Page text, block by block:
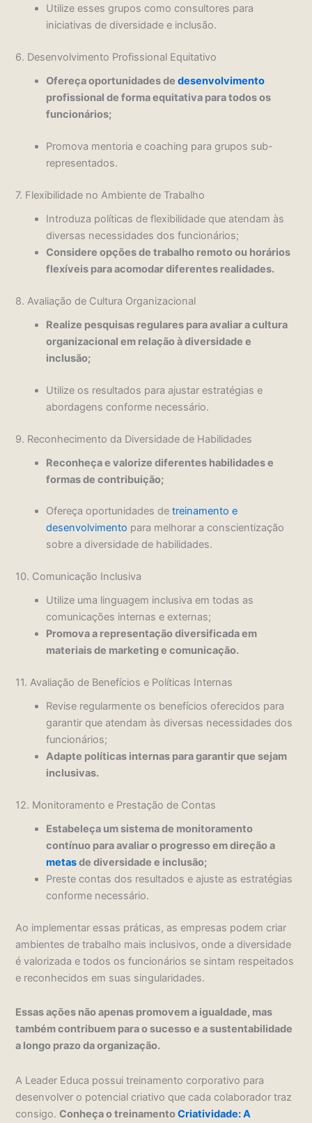
Utilize esses grupos como consultores para
iniciativas de diversidade e inclusão.
6. Desenvolvimento Profissional Equitativo
Ofereça oportunidades dedesenvolvimento
profissional de forma equitativa para todos os
funcionários;
Promova mentoria e coaching para grupos sub-
representados.
7. Flexibilidade no Ambiente de Trabalho
Introduza políticas de flexibilidade que atendam às
diversas necessidades dos funcionários;
Considere opções de trabalho remoto ou horários
flexíveis para acomodar diferentes realidades.
8. Avaliação de Cultura Organizacional
Realize pesquisas regulares para avaliar a cultura
organizacional em relação à diversidade e
inclusão;
Utilize os resultados para ajustar estratégias e
abordagens conforme necessário.
9. Reconhecimento da Diversidade de Habilidades
Reconheça e valorize diferentes habilidades e
formas de contribuição;
Ofereça oportunidades detreinamento e
desenvolvimento para melhorar a conscientização
sobre a diversidade de habilidades.
10. Comunicação Inclusiva
Utilize uma linguagem inclusiva em todas as
comunicações internas e externas;
Promova a representação diversificada em
materiais de marketing e comunicação.
11. Avaliação de Benefícios e Políticas Internas
Revise regularmente os benefícios oferecidos para
garantir que atendam às diversas necessidades dos
funcionários;
Adapte políticas internas para garantir que sejam
inclusivas.
12. Monitoramento e Prestação de Contas
Estabeleça um sistema de monitoramento
contínuo para avaliar o progresso em direção a
metasde diversidade e inclusão;
Preste contas dos resultados e ajuste as estratégias
conforme necessário.
Ao implementar essas práticas, as empresas podem criar
ambientes de trabalho mais inclusivos, onde a diversidade
é valorizada e todos os funcionários se sintam respeitados
e reconhecidos em suas singularidades.
Essas ações não apenas promovem a igualdade, mas
também contribuem para o sucesso e a sustentabilidade
a longo prazo da organização.
A Leader Educa possui treinamento corporativo para
desenvolver o potencial criativo que cada colaborador traz
consigo.Conheça o treinamentoCriatividade: A